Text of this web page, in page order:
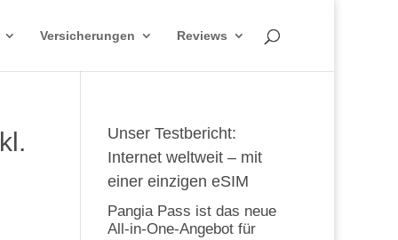
Versicherungen Reviews
Unser Testbericht:
Internet weltweit – mit
einer einzigen eSIM
Pangia Pass ist das neue
All-in-One-Angebot für